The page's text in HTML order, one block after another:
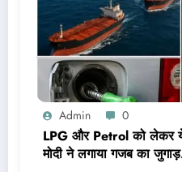
Admin 0
LPG और Petrol को लेकर ये
मोदी ने लगाया गजब का